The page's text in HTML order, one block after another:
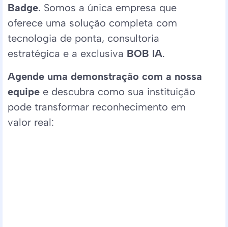
Badge. Somos a única empresa que
oferece uma solução completa com
tecnologia de ponta, consultoria
estratégica e a exclusiva BOB IA.
Agende uma demonstração com a nossa
equipe e descubra como sua instituição
pode transformar reconhecimento em
valor real: